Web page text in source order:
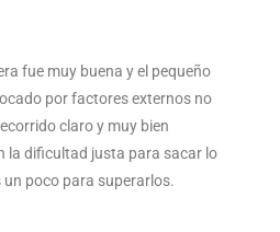
fue muy buena y el pequeño
por factores externos no
claro y muy bien
la dificultad justa para sacar lo
poco para superarlos.